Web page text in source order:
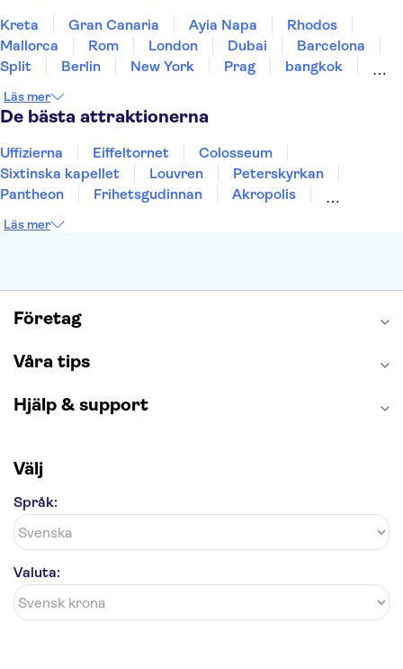
Kreta Gran Canaria Ayia Napa
Rhodos
Mallorca
Rom London Dubai
Barcelona
Split
Berlin New York Prag
bangkok
Uppsala
Helsingborg
Läs mer
De bästa attraktionerna
Uffizierna Eiffeltornet
Colosseum
Sixtinska kapellet
Louvren
Peterskyrkan
Pantheon
Frihetsgudinnan
Akropolis
Burj Khalifa
Läs mer
Företag
Våra tips
Hjälp & support
Välj
Språk:
Valuta: